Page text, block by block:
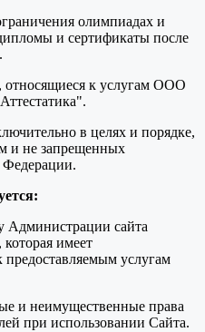
олимпиадах и
и сертификаты после
относящиеся к услугам ООО
в целях и порядке,
и не запрещенных
Федерации.
Администрации сайта
имеет
предоставляемым услугам
и неимущественные права
при использовании Сайта.